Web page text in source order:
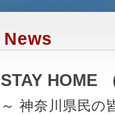
News
STAY HOME
～ 神奈川県民の